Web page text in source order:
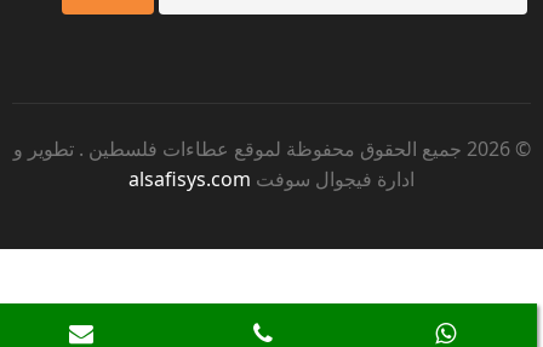
© 2026 جميع الحقوق محفوظة لموقع عطاءات فلسطين. تطوير و
ادارة فيجوال سوفت alsafisys.com